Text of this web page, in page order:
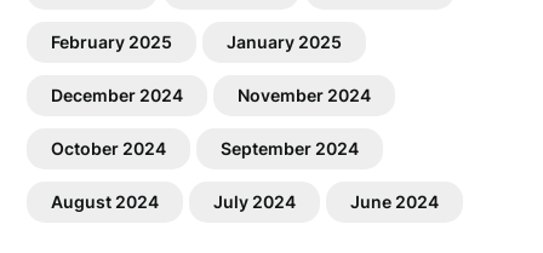
February 2025 January 2025
December 2024 November 2024
October 2024 September 2024
August 2024 July 2024 June 2024